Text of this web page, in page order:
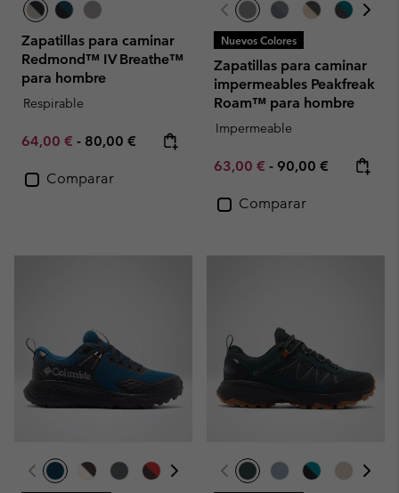
Zapatillas para caminar
Redmond™ IV Breathe™
para hombre
Respirable
Minimum sale price:
64,00 € - Maximum price:
80,00 €
Comparar
Nuevos Colores
Zapatillas para caminar
impermeables Peakfreak
Roam™ para hombre
Impermeable
Minimum sale price:
63,00 € - Maximum price:
90,00 €
Comparar